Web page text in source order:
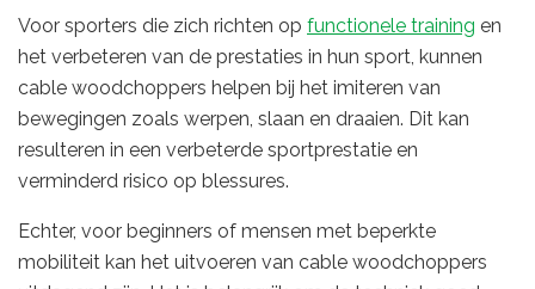
Voor sporters die zich richten op functionele training en
het verbeteren van de prestaties in hun sport, kunnen
cable woodchoppers helpen bij het imiteren van
bewegingen zoals werpen, slaan en draaien. Dit kan
resulteren in een verbeterde sportprestatie en
verminderd risico op blessures.
Echter, voor beginners of mensen met beperkte
mobiliteit kan het uitvoeren van cable woodchoppers